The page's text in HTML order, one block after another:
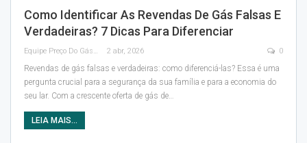
Como Identificar As Revendas De Gás Falsas E
Verdadeiras? 7 Dicas Para Diferenciar
Equipe Preço Do Gás 2 abr, 2026 0
Revendas de gás falsas e verdadeiras: como diferenciá-las? Essa é uma
pergunta crucial para a segurança da sua família e para a economia do
seu lar. Com a crescente oferta de gás de…
LEIA MAIS...